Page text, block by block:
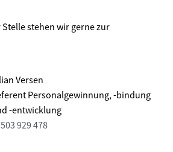
stehen wir gerne zur
Versen
Personalgewinnung, -bindung
-entwicklung
929 478